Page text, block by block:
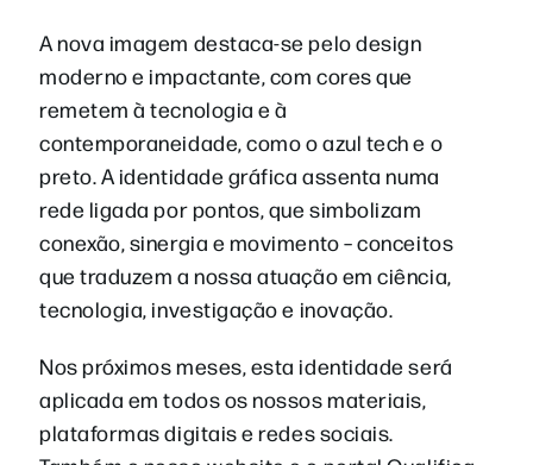
A nova imagem destaca-se pelo design
moderno e impactante, com cores que
remetem à tecnologia e à
contemporaneidade, como o azul tech e o
preto. A identidade gráfica assenta numa
rede ligada por pontos, que simbolizam
conexão, sinergia e movimento – conceitos
que traduzem a nossa atuação em ciência,
tecnologia, investigação e inovação.
Nos próximos meses, esta identidade será
aplicada em todos os nossos materiais,
plataformas digitais e redes sociais.